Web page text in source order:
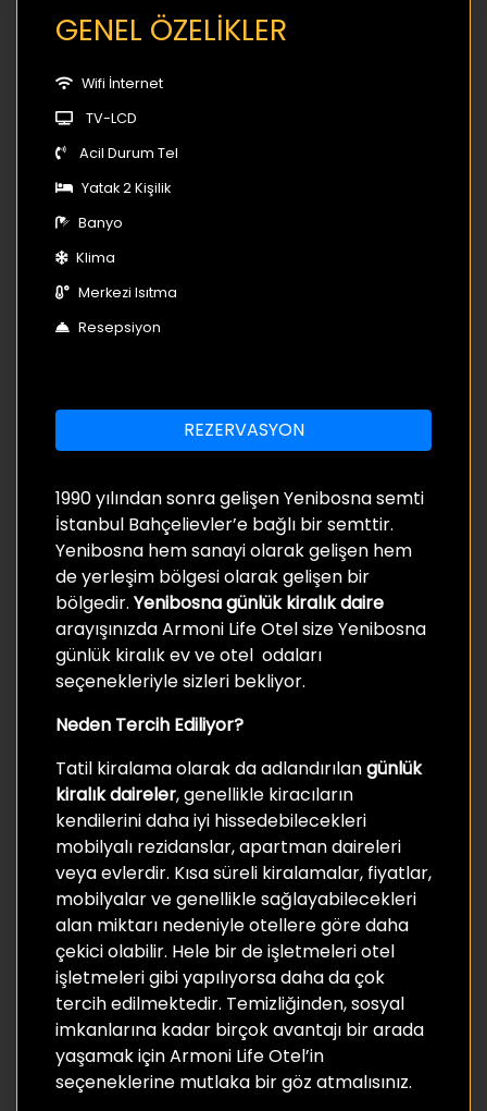
GENEL ÖZELİKLER
Wifi İnternet
TV-LCD
Acil Durum Tel
Yatak 2 Kişilik
Banyo
Klima
Merkezi Isıtma
Resepsiyon
REZERVASYON
1990 yılından sonra gelişen Yenibosna semti
İstanbul Bahçelievler’e bağlı bir semttir.
Yenibosna hem sanayi olarak gelişen hem
de yerleşim bölgesi olarak gelişen bir
bölgedir. Yenibosna günlük kiralık daire
arayışınızda Armoni Life Otel size Yenibosna
günlük kiralık ev ve otel odaları
seçenekleriyle sizleri bekliyor.
Neden Tercih Ediliyor?
Tatil kiralama olarak da adlandırılangünlük
kiralık daireler, genellikle kiracıların
kendilerini daha iyi hissedebilecekleri
mobilyalı rezidanslar, apartman daireleri
veya evlerdir. Kısa süreli kiralamalar, fiyatlar,
mobilyalar ve genellikle sağlayabilecekleri
alan miktarı nedeniyle otellere göre daha
çekici olabilir. Hele bir de işletmeleri otel
işletmeleri gibi yapılıyorsa daha da çok
tercih edilmektedir. Temizliğinden, sosyal
imkanlarına kadar birçok avantajı bir arada
yaşamak için Armoni Life Otel’in
seçeneklerine mutlaka bir göz atmalısınız.